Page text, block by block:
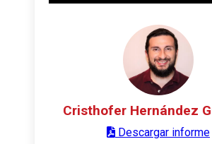
Cristhofer Hernández
Descargar informe